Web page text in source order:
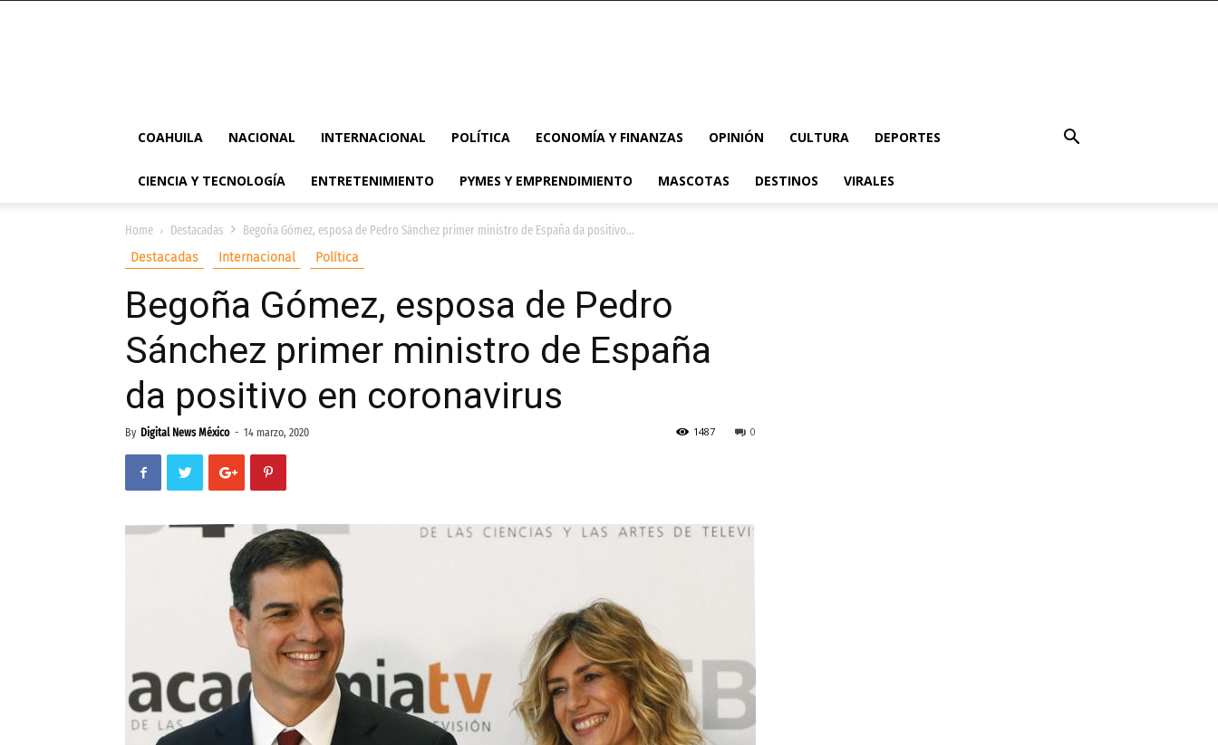
COAHUILA NACIONAL INTERNACIONAL POLÍTICA ECONOMÍA Y FINANZAS OPINIÓN CULTURA DEPORTES
CIENCIA Y TECNOLOGÍA ENTRETENIMIENTO PYMES Y EMPRENDIMIENTO MASCOTAS DESTINOS VIRALES
Home Destacadas
Begoña Gómez, esposa de Pedro Sánchez primer ministro de España da positivo...
Destacadas
Internacional Política
Begoña Gómez, esposa de Pedro
Sánchez primer ministro de España
da positivo en coronavirus
By Digital News México - 14 marzo, 2020 0
1487